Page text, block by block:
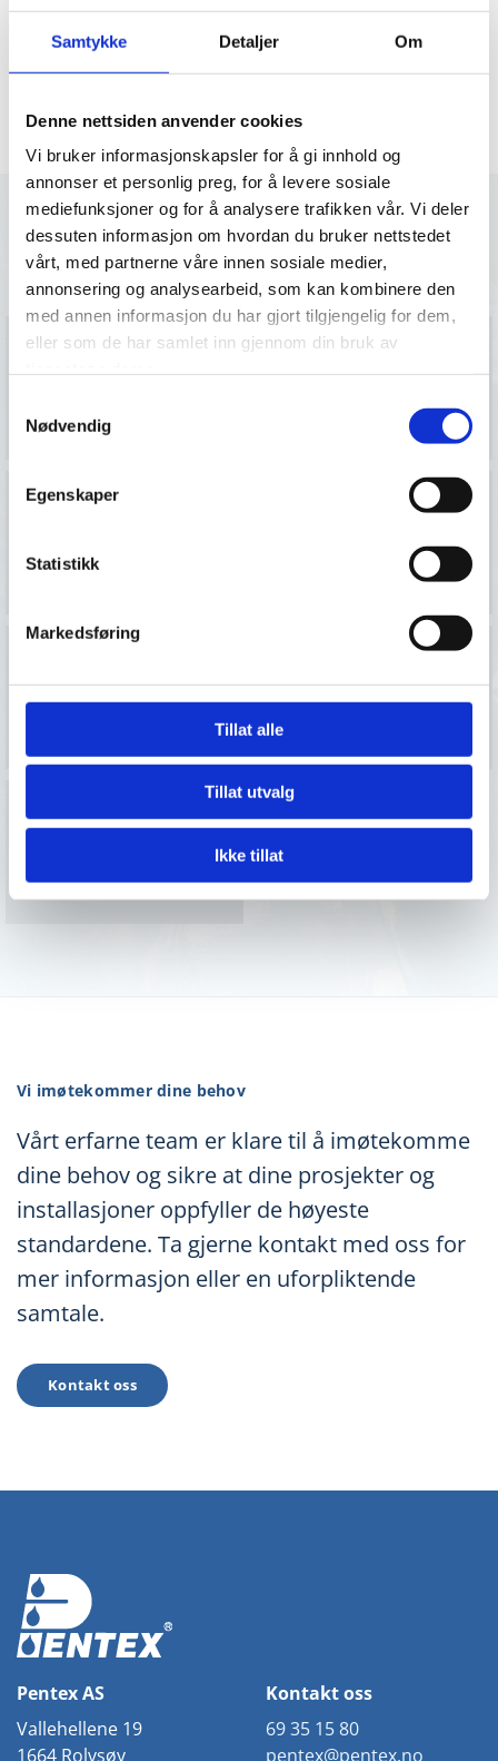
Samtykke Detaljer Om
Denne nettsiden anvender cookies
Vi bruker informasjonskapsler for å gi innhold og
annonser et personlig preg, for å levere sosiale
mediefunksjoner og for å analysere trafikken vår. Vi deler
dessuten informasjon om hvordan du bruker nettstedet
vårt, med partnerne våre innen sosiale medier,
annonsering og analysearbeid, som kan kombinere den
med annen informasjon du har gjort tilgjengelig for dem,
eller som de har samlet inn gjennom din bruk av
Nødvendig
Egenskaper
Statistikk
Markedsføring
Tillat alle
Tillat utvalg
Ikke tillat
optimale installasjons- og driftskostnader, samt tilby
profesjonell rådgivning og tett kundeoppfølging.
Våre tjenester
Feilretting Energioptimalisering
Rørleggertjenester
Vannbehandling
Vi imøtekommer dine behov
Vårt erfarne team er klare til å imøtekomme
dine behov og sikre at dine prosjekter og
installasjoner oppfyller de høyeste
standardene. Ta gjerne kontakt med oss for
mer informasjon eller en uforpliktende
samtale.
Kontakt oss
Pentex AS
Vallehellene 19
1664 Rolvsøy
Kontakt oss
69 35 15 80
pentex@pentex.no